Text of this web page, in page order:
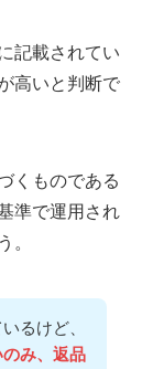
記載されてい
高いと判断で
くものである
準で運用され
。
るけど、
み、返品